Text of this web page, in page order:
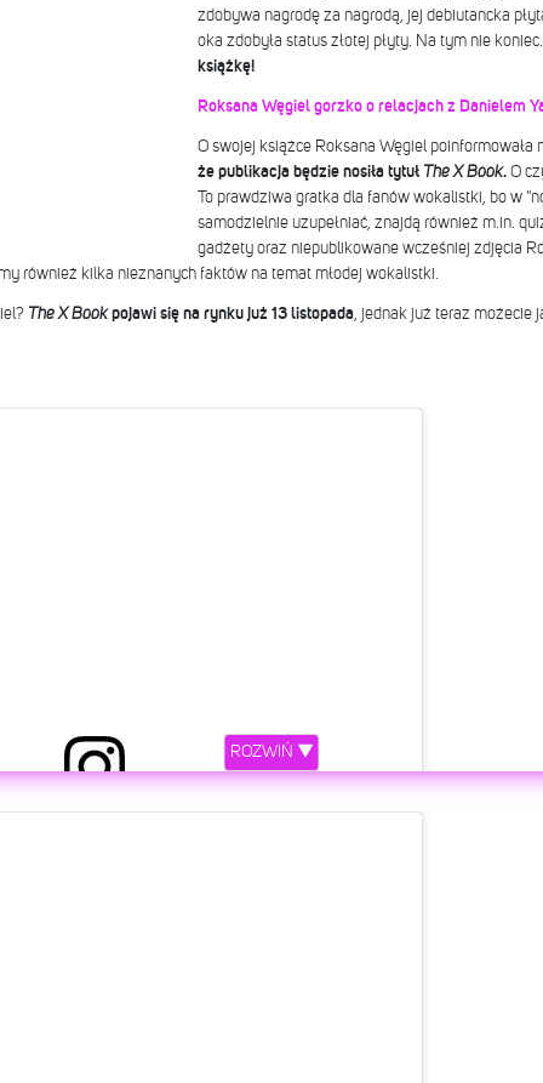
zdobywa nagrodę za nagrodą, jej debiutancka
oka zdobyła status złotej płyty. Na tym nie
książkę!
Roksana Węgiel gorzko o relacjach z Danielem
O swojej książce Roksana Węgiel poinformowała
że publikacja będzie nosiła tytuł The X Book. O
To prawdziwa gratka dla fanów wokalistki, bo w
samodzielnie uzupełniać, znajdą również m.in.
gadżety oraz niepublikowane wcześniej zdjęcia
również kilka nieznanych faktów na temat młodej wokalistki.
The X Bookpojawi się na rynku już 13 listopada, jednak już teraz możecie
ROZWIŃ ▼